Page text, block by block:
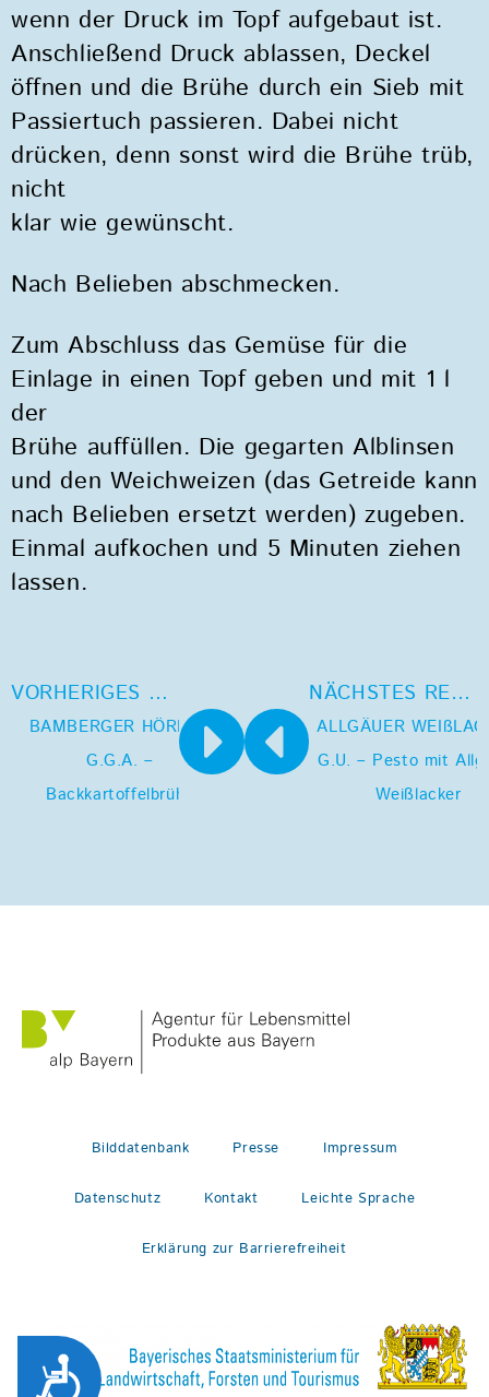
Zug&auml;nglichkeit
wenn der Druck im Topf aufgebaut ist.
Anschließend Druck ablassen, Deckel
öffnen und die Brühe durch ein Sieb mit
Passiertuch passieren. Dabei nicht
drücken, denn sonst wird die Brühe trüb,
nicht
klar wie gewünscht.
Nach Belieben abschmecken.
Zum Abschluss das Gemüse für die
Einlage in einen Topf geben und mit 1 l
der
Brühe auffüllen. Die gegarten Alblinsen
und den Weichweizen (das Getreide kann
nach Belieben ersetzt werden) zugeben.
Einmal aufkochen und 5 Minuten ziehen
lassen.
NÄCHSTES REZEPT
ALLGÄUER
G.U. – Pesto mit
Weißlacker
VORHERIGES REZEPT
BAMBERGER HÖRNLA
G.G.A. –
Backkartoffelbrühe
Bilddatenbank Presse Impressum
Datenschutz Kontakt Leichte Sprache
Erklärung zur Barrierefreiheit